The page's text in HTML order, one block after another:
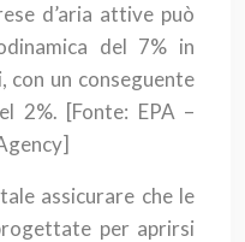
d’aria attive può
del 7% in
con un conseguente
2%. [Fonte: EPA –
assicurare che le
per aprirsi